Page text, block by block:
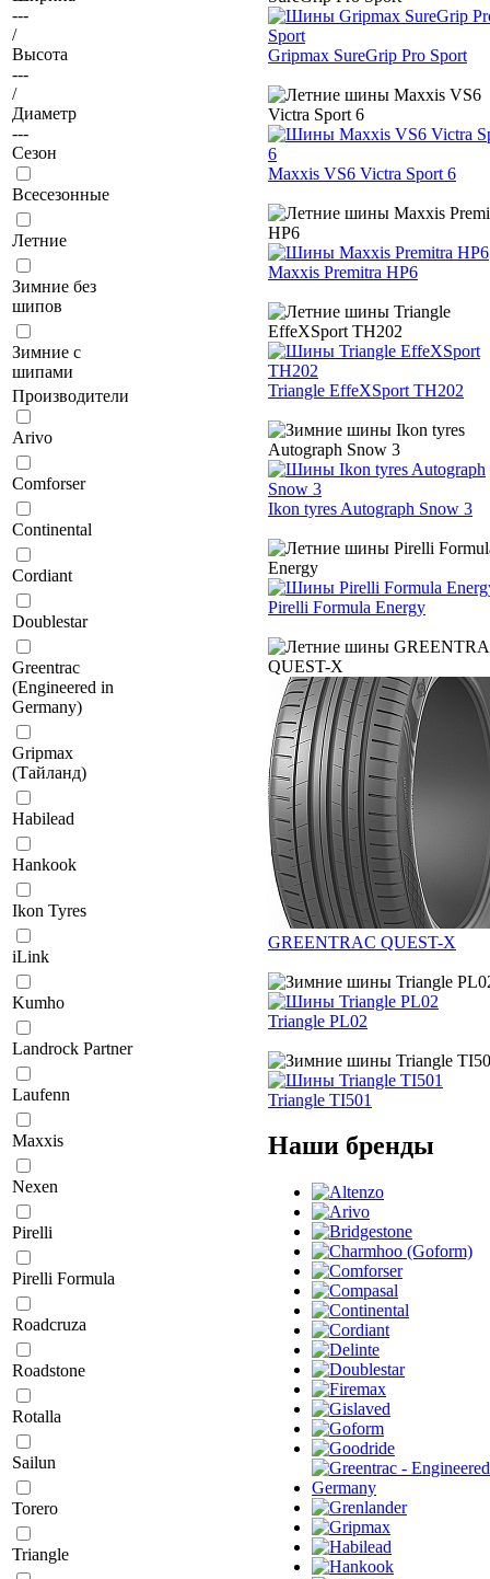
---
/
Высота
---
/
Диаметр
---
Сезон
Всесезонные
Летние
Зимние без
шипов
Зимние с
шипами
Производители
Arivo
Comforser
Continental
Cordiant
Doublestar
Greentrac
(Engineered in
Germany)
Gripmax
(Тайланд)
Habilead
Hankook
Ikon Tyres
iLink
Kumho
Landrock Partner
Laufenn
Maxxis
Nexen
Pirelli
Pirelli Formula
Roadcruza
Roadstone
Rotalla
Sailun
Torero
Triangle
Gripmax SureGrip Pro Sport
Maxxis VS6 Victra Sport 6
Maxxis Premitra HP6
Triangle EffeXSport TH202
Ikon tyres Autograph Snow 3
Pirelli Formula Energy
GREENTRAC QUEST-X
Triangle PL02
Triangle TI501
Наши бренды